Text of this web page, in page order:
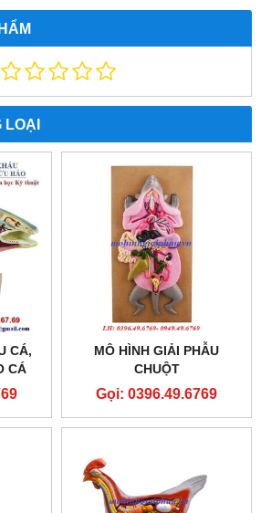
LOẠI
CÁ,
CÁ
MÔ HÌNH GIẢI PHẪU
CHUỘT
Gọi: 0396.49.6769